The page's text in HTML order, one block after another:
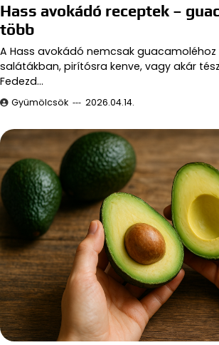
Hass avokádó receptek –
több
A Hass avokádó nemcsak guacamoléhoz
salátákban, pirítósra kenve, vagy akár
Fedezd…
Gyümölcsök 2026.04.14.